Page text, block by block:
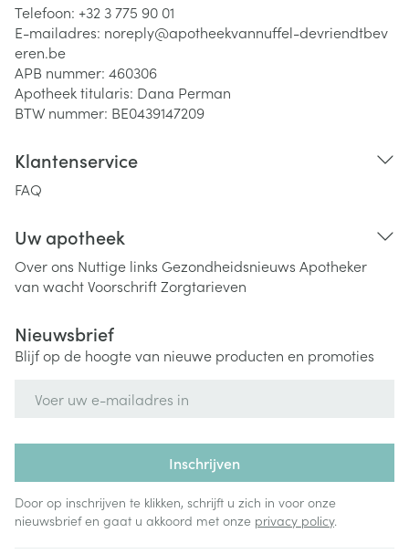
Telefoon: +32 3 775 90 01
E-mailadres: noreply@apotheekvannuffel-devriendtbev
eren.be
APB nummer: 460306
Apotheek titularis: Dana Perman
BTW nummer: BE0439147209
Klantenservice
FAQ
Uw apotheek
Over ons Nuttige links Gezondheidsnieuws Apotheker
van wachtVoorschriftZorgtarieven
Nieuwsbrief
Blijf op de hoogte van nieuwe producten en promoties
Inschrijven
Door op inschrijven te klikken, schrijft u zich in voor onze
nieuwsbrief en gaat u akkoord met onze privacy policy.